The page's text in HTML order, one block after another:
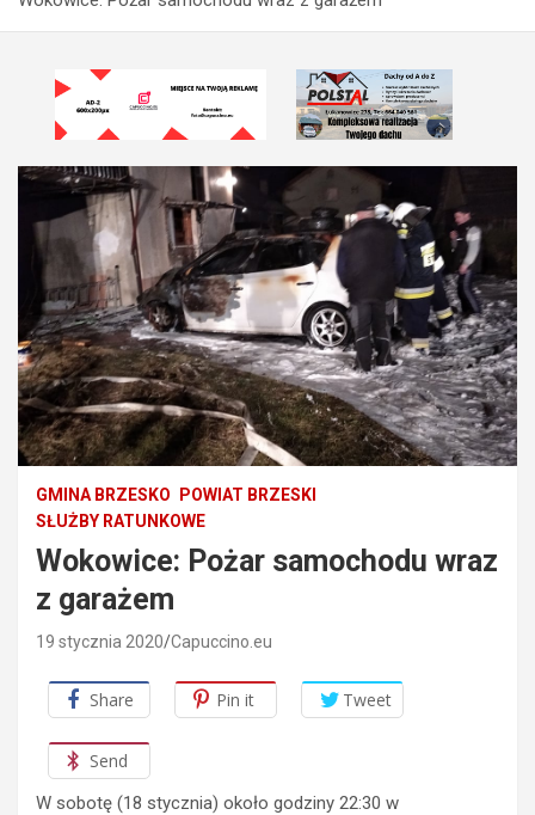
GMINA BRZESKO
POWIAT BRZESKI
SŁUŻBY RATUNKOWE
Wokowice: Pożar samochodu wraz
z garażem
19 stycznia 2020 Capuccino.eu
Share Pin it Tweet
Send
W sobotę (18 stycznia) około godziny 22:30 w